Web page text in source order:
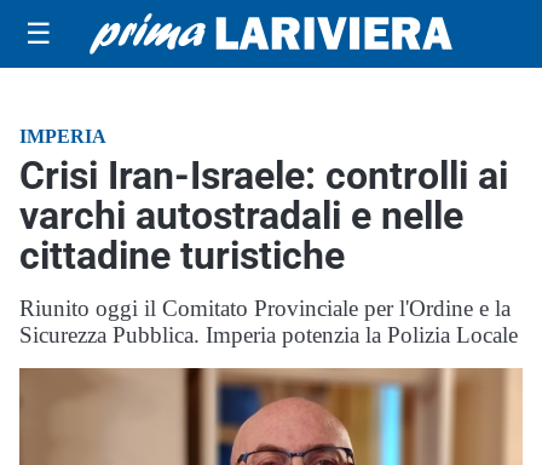
☰
IMPERIA
Crisi Iran-Israele: controlli ai
varchi autostradali e nelle
cittadine turistiche
Riunito oggi il Comitato Provinciale per l'Ordine e la
Sicurezza Pubblica. Imperia potenzia la Polizia Locale